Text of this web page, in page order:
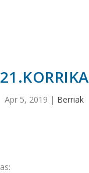
21.KORRIKA
Apr 5, 2019 | Berriak